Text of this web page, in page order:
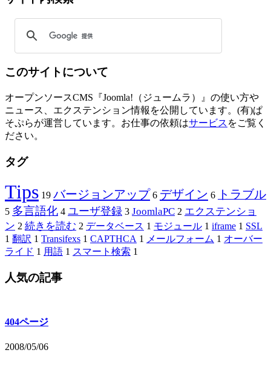
このサイトについて
オープンソースCMS『Joomla!（ジュームラ）』の使い方や
ニュース、エクステンション情報を公開しています。(有)ぱ
そぷらが運営しています。お仕事の依頼はサービス をご覧く
ださい。
タグ
Tips 19 バージョンアップ 6 デザイン 6 トラブル
5 多言語化 4 ユーザ登録 3 JoomlaPC 2 エクステンショ
ン 2 続きを読む 2 データベース 1 モジュール 1 iframe 1 SSL
1 翻訳 1 Transifexs 1 CAPTHCA 1 メールフォーム 1 オーバー
ライド 1 用語 1 スマート検索 1
人気の記事
404ページ
2008/05/06